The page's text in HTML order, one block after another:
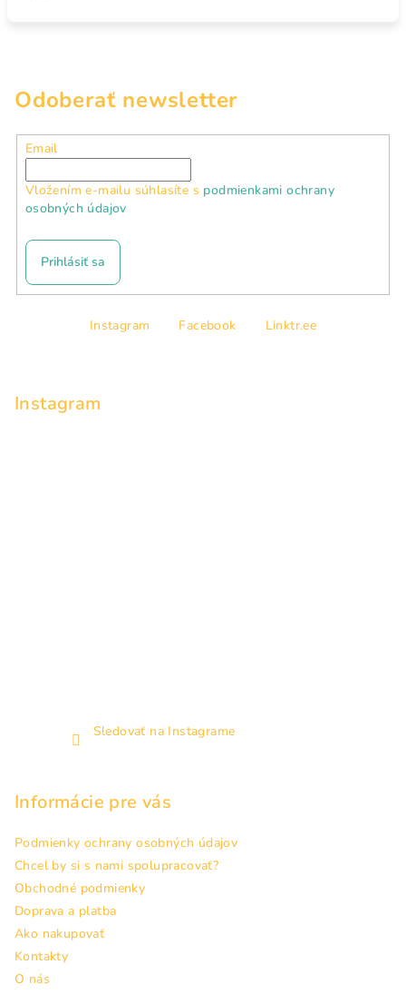
Odoberať newsletter
Email
Vložením e-mailu súhlasíte s podmienkami ochrany
osobných údajov
Prihlásiť sa
Instagram Facebook Linktr.ee
Instagram
Sledovať na Instagrame
Informácie pre vás
Podmienky ochrany osobných údajov
Chcel by si s nami spolupracovať?
Obchodné podmienky
Doprava a platba
Ako nakupovať
Kontakty
O nás